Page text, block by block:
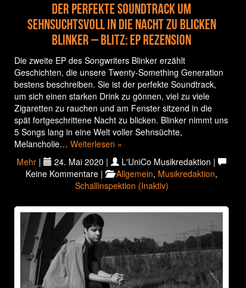
Der perfekte Soundtrack um
sehnsuchtsvoll in die Nacht zu blicken
Blinker – Blitz: EP Rezension
Die zweite EP des Songwriters Blinker erzählt
Geschichten, die unsere Twenty-Something Generation
bestens beschreiben. Sie ist der perfekte Soundtrack,
um sich einen starken Drink zu gönnen, viel zu viele
Zigaretten zu rauchen und am Fenster sitzend in die
spät fortgeschrittene Nacht zu blicken. Blinker nimmt uns
5 Songs lang in eine Welt voller Sehnsüchte,
Melancholie… Weiterlesen »
Mehr | 24. Mai 2020 |
L'UniCo Musikredaktion |
Keine Kommentare |
Allgemein, Musikredaktion,
Schallinspektion (Inaktiv)